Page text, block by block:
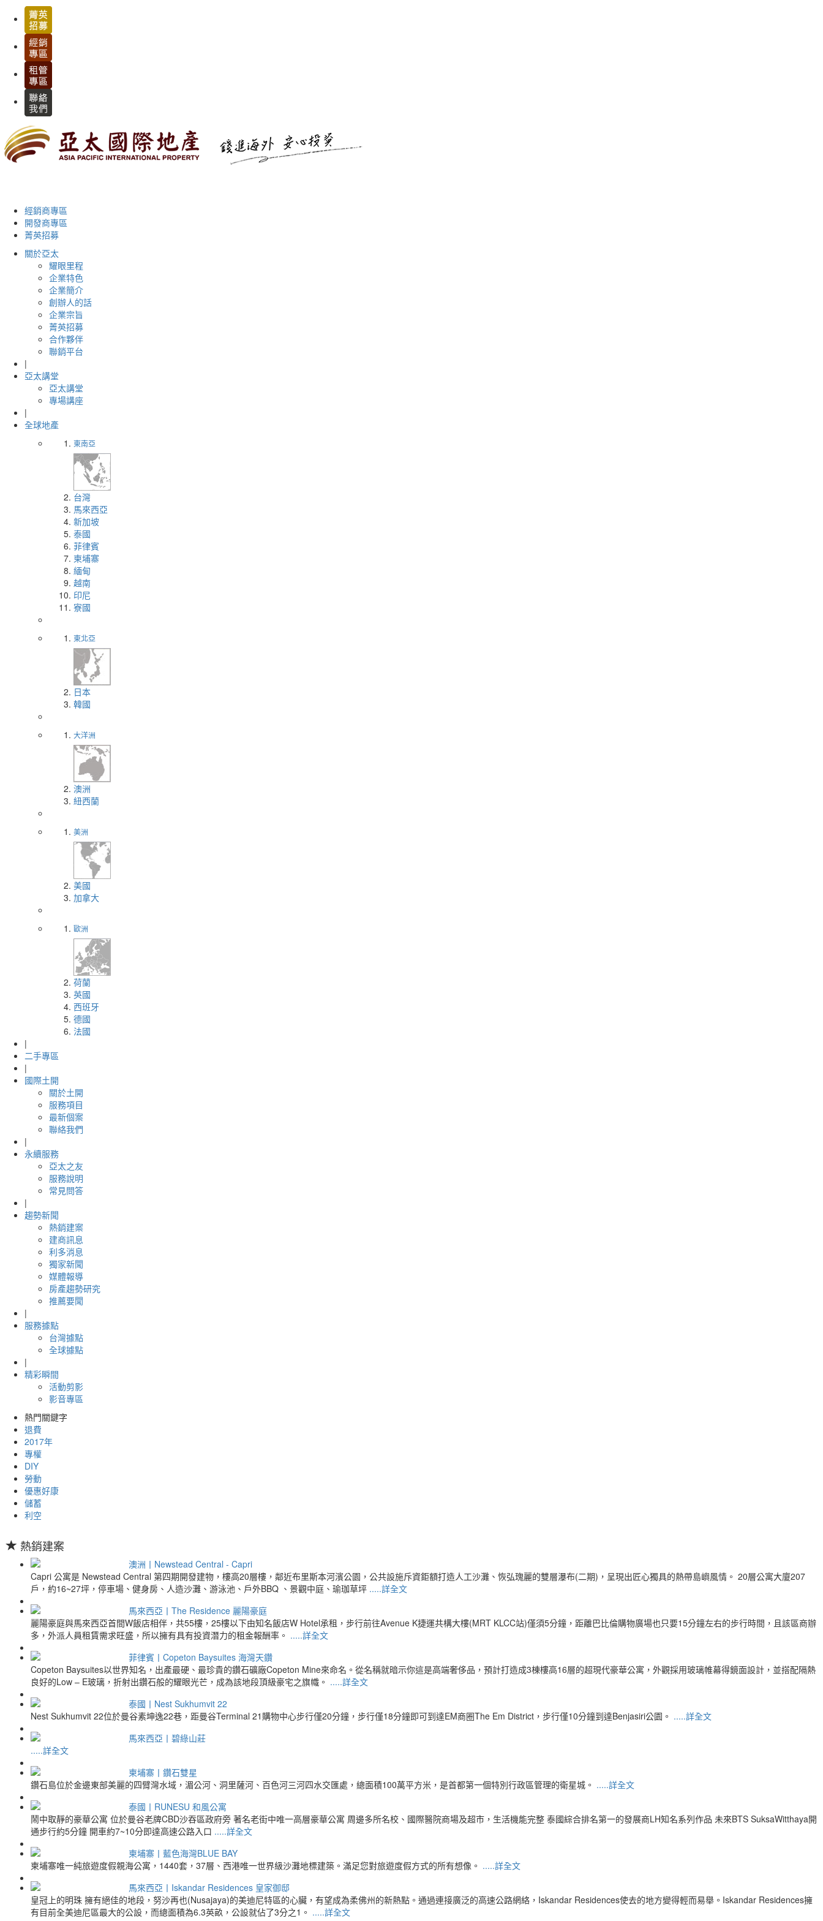
經銷商專區
開發商專區
菁英招募
關於亞太
耀眼里程
企業特色
企業簡介
創辦人的話
企業宗旨
菁英招募
合作夥伴
聯銷平台
|
亞太講堂
亞太講堂
專場講座
|
全球地產
東南亞
台灣
馬來西亞
新加坡
泰國
菲律賓
柬埔寨
緬甸
越南
印尼
寮國
東北亞
日本
韓國
大洋洲
澳洲
紐西蘭
美洲
美國
加拿大
歐洲
荷蘭
英國
西班牙
德國
法國
|
二手專區
|
國際土開
關於土開
服務項目
最新個案
聯絡我們
|
永續服務
亞太之友
服務說明
常見問答
|
趨勢新聞
熱銷建案
建商訊息
利多消息
獨家新聞
媒體報導
房產趨勢研究
推薦要聞
|
服務據點
台灣據點
全球據點
|
精彩瞬間
活動剪影
影音專區
熱門關鍵字
退費
2017年
專權
DIY
勞動
優惠好康
儲蓄
利空
熱銷建案
澳洲丨Newstead Central - Capri
Capri 公寓是 Newstead Central 第四期開發建物，樓高20層樓，鄰近布里斯本河濱公園，公共設施斥資鉅額打造人工沙灘、恢弘瑰麗的雙層瀑布(二期)，呈現出匠心獨具的熱帶島嶼風情。 20層公寓大廈207
戶，約16~27坪，停車場、健身房、人造沙灘、游泳池、戶外BBQ 、景觀中庭、瑜珈草坪 .....詳全文
馬來西亞丨The Residence 麗陽豪庭
麗陽豪庭與馬來西亞首間W飯店相伴，共55樓，25樓以下由知名飯店W Hotel承租，步行前往Avenue K捷運共構大樓(MRT KLCC站)僅須5分鐘，距離巴比倫購物廣場也只要15分鐘左右的步行時間，且該區商辦
多，外派人員租賃需求旺盛，所以擁有具有投資潛力的租金報酬率。 .....詳全文
菲律賓丨Copeton Baysuites 海灣天鑽
Copeton Baysuites以世界知名，出產最硬、最珍貴的鑽石礦廠Copeton Mine來命名。從名稱就暗示你這是高端奢侈品，預計打造成3棟樓高16層的超現代豪華公寓，外觀採用玻璃帷幕得鏡面設計，並搭配隔熱
良好的Low – E玻璃，折射出鑽石般的耀眼光芒，成為該地段頂級豪宅之旗幟。 .....詳全文
泰國丨Nest Sukhumvit 22
Nest Sukhumvit 22位於曼谷素坤逸22巷，距曼谷Terminal 21購物中心步行僅20分鐘，步行僅18分鐘即可到達EM商圈The Em District，步行僅10分鐘到達Benjasiri公園。 .....詳全文
馬來西亞丨碧綠山莊
.....詳全文
柬埔寨丨鑽石雙星
鑽石島位於金邊東部美麗的四臂灣水域，湄公河、洞里薩河、百色河三河四水交匯處，總面積100萬平方米，是首都第一個特別行政區管理的衛星城。 .....詳全文
泰國丨RUNESU 和風公寓
鬧中取靜的豪華公寓 位於曼谷老牌CBD沙吞區政府旁 著名老街中唯一高層豪華公寓 周邊多所名校、國際醫院商場及超市，生活機能完整 泰國綜合排名第一的發展商LH知名系列作品 未來BTS SuksaWitthaya開
通步行約5分鐘 開車約7~10分即達高速公路入口 .....詳全文
柬埔寨丨藍色海灣BLUE BAY
柬埔寨唯一純旅遊度假親海公寓，1440套，37層、西港唯一世界級沙灘地標建築。滿足您對旅遊度假方式的所有想像。 .....詳全文
馬來西亞丨Iskandar Residences 皇家御邸
皇冠上的明珠 擁有絕佳的地段，努沙再也(Nusajaya)的美迪尼特區的心臟，有望成為柔佛州的新熱點。通過連接廣泛的高速公路網絡，Iskandar Residences使去的地方變得輕而易舉。Iskandar Residences擁
有目前全美迪尼區最大的公設，而總面積為6.3英畝，公設就佔了3分之1。 .....詳全文